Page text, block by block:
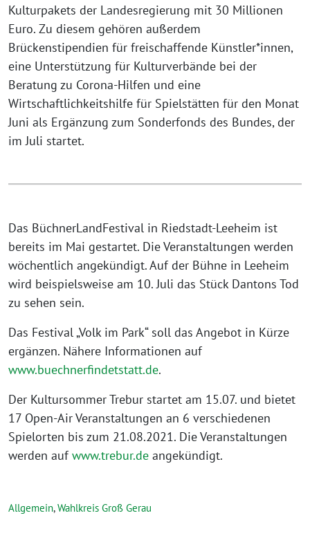
Kulturpakets der Landesregierung mit 30 Millionen
Euro. Zu diesem gehören außerdem
Brückenstipendien für freischaffende Künstler*innen,
eine Unterstützung für Kulturverbände bei der
Beratung zu Corona-Hilfen und eine
Wirtschaftlichkeitshilfe für Spielstätten für den Monat
Juni als Ergänzung zum Sonderfonds des Bundes, der
im Juli startet.
Das BüchnerLandFestival in Riedstadt-Leeheim ist
bereits im Mai gestartet. Die Veranstaltungen werden
wöchentlich angekündigt. Auf der Bühne in Leeheim
wird beispielsweise am 10. Juli das Stück Dantons Tod
zu sehen sein.
Das Festival „Volk im Park“ soll das Angebot in Kürze
ergänzen. Nähere Informationen auf
www.buechnerfindetstatt.de.
Der Kultursommer Trebur startet am 15.07. und bietet
17 Open-Air Veranstaltungen an 6 verschiedenen
Spielorten bis zum 21.08.2021. Die Veranstaltungen
werden aufwww.trebur.de angekündigt.
Allgemein,Wahlkreis Groß Gerau